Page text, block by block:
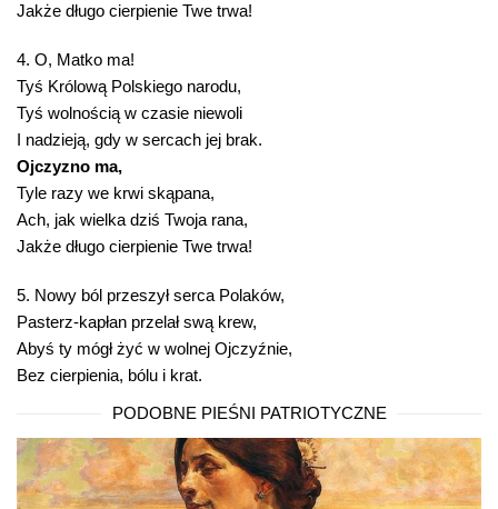
Jakże długo cierpienie Twe trwa!
4. O, Matko ma!
Tyś Królową Polskiego narodu,
Tyś wolnością w czasie niewoli
I nadzieją, gdy w sercach jej brak.
Ojczyzno ma,
Tyle razy we krwi skąpana,
Ach, jak wielka dziś Twoja rana,
Jakże długo cierpienie Twe trwa!
5. Nowy ból przeszył serca Polaków,
Pasterz-kapłan przelał swą krew,
Abyś ty mógł żyć w wolnej Ojczyźnie,
Bez cierpienia, bólu i krat.
PODOBNE PIEŚNI PATRIOTYCZNE